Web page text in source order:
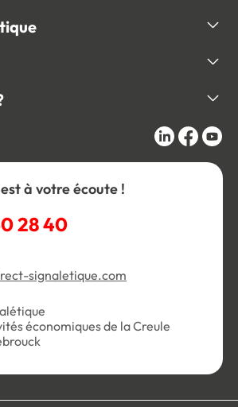
à votre écoute !
28 40
signaletique.com
économiques de la Creule